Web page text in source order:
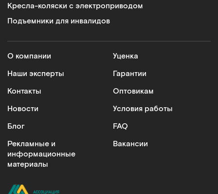
Кресла-коляски с электроприводом
Подъемники для инвалидов
О компании
Наши эксперты
Контакты
Новости
Блог
Рекламные и
информационные
материалы
Уценка
Гарантии
Оптовикам
Условия работы
FAQ
Вакансии